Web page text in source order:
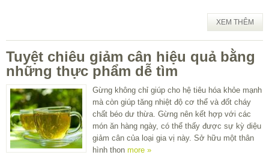
XEM THÊM
Tuyệt chiêu giảm cân hiệu quả bằng
những thực phẩm dễ tìm
Gừng không chỉ giúp cho hệ tiêu hóa khỏe mạnh
mà còn giúp tăng nhiệt độ cơ thể và đốt cháy
chất béo dư thừa. Gừng nên kết hợp với các
món ăn hàng ngày, có thể thấy được sự kỳ diệu
giảm cân của loại gia vị này. Sở hữu một thân
hình thon more »